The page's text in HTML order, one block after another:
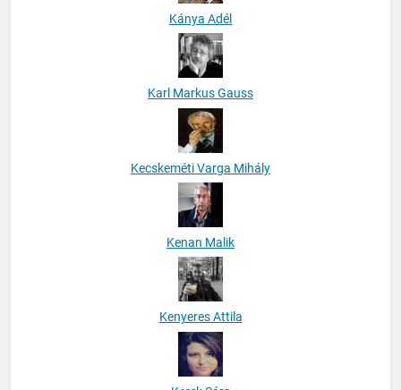
Kánya Adél
Karl Markus Gauss
Kecskeméti Varga Mihály
Kenan Malik
Kenyeres Attila